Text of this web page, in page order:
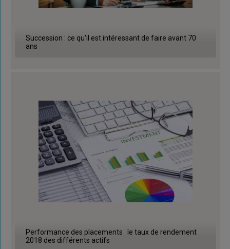
Succession : ce qu'il est intéressant de faire avant 70
ans
Performance des placements : le taux de rendement
2018 des différents actifs